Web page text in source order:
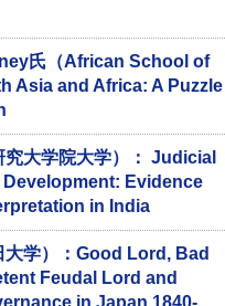
氏（African School of
Asia and Africa: A Puzzle
大学院大学）： Judicial
Evidence
in India
学）：Good Lord, Bad
Feudal Lord and
in Japan 1840-